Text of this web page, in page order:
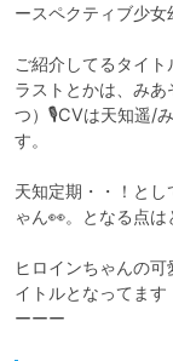
ースペクティブ少
ご紹介してるタイ
ラストとかは、み
つ）🎙CVは天知遥/
す。
天知定期・・！と
ゃん👀。となる点
ヒロインちゃんの
イトルとなってます